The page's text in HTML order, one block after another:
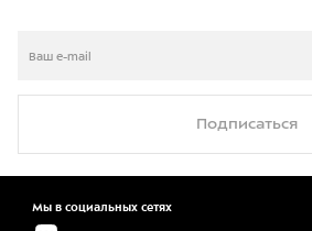
Подписаться
Мы в социальных сетях